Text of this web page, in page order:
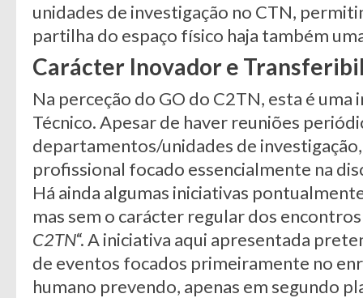
unidades de investigação no CTN,
partilha do espaço físico haja também
Carácter Inovador e
Na perceção do GO do C2TN, esta é uma
Técnico. Apesar de haver reuniões
departamentos/unidades de
profissional focado essencialmente na
Há ainda algumas iniciativas
mas sem o carácter regular dos
C2TN“. A iniciativa aqui apresentada
de eventos focados primeiramente no
humano prevendo, apenas em segundo